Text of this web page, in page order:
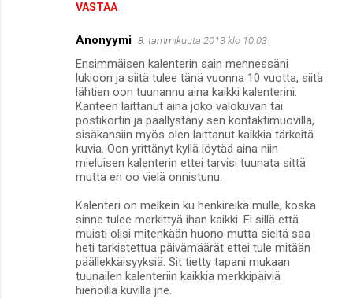
VASTAA
Anonyymi 8. tammikuuta 2013 klo 10.03
Ensimmäisen kalenterin sain mennessäni
lukioon ja siitä tulee tänä vuonna 10 vuotta, siitä
lähtien oon tuunannu aina kaikki kalenterini.
Kanteen laittanut aina joko valokuvan tai
postikortin ja päällystäny sen kontaktimuovilla,
sisäkansiin myös olen laittanut kaikkia tärkeitä
kuvia. Oon yrittänyt kyllä löytää aina niin
mieluisen kalenterin ettei tarvisi tuunata sittä
mutta en oo vielä onnistunu.
Kalenteri on melkein ku henkireikä mulle, koska
sinne tulee merkittyä ihan kaikki. Ei sillä että
muisti olisi mitenkään huono mutta sieltä saa
heti tarkistettua päivämäärät ettei tule mitään
päällekkäisyyksiä. Sit tietty tapani mukaan
tuunailen kalenteriin kaikkia merkkipäiviä
hienoilla kuvilla jne.